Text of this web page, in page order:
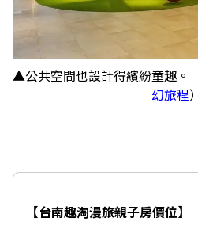
▲公共空間也設計得繽紛童趣。
幻旅程）
【台南趣淘漫旅親子房價位】